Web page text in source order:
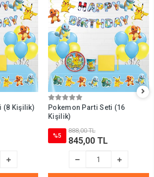
(8 Kişilik)
Pokemon Parti Seti (16
Kişilik)
%5
888,00 TL
845,00 TL